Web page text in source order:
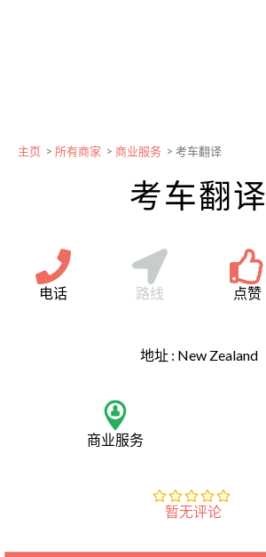
主页 > 所有商家 > 商业服务 > 考车翻译
考车翻译
电话 路线 点赞
地址 : New Zealand
商业服务
暂无评论